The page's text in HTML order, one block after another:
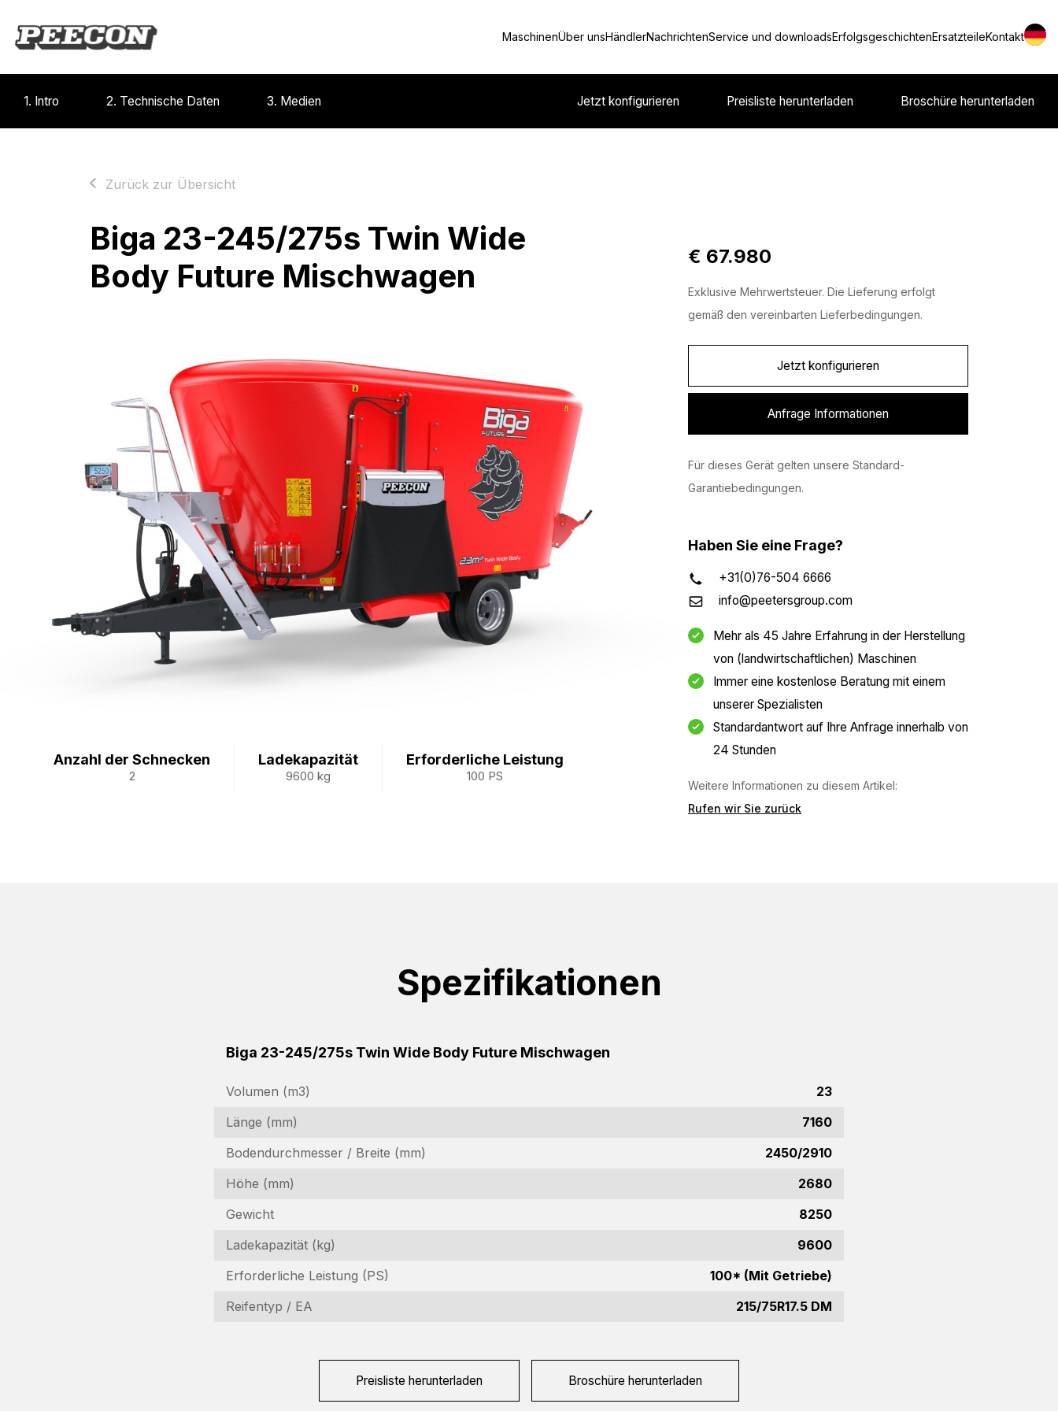
MaschinenÜber unsHändlerNachrichtenService und downloadsErfolgsgeschichtenErsatzteileKontakt
1. Intro 2. Technische Daten 3. Medien Jetzt konfigurieren Preisliste herunterladen Broschüre herunterladen
Zurück zur Übersicht
Biga 23-245/275s Twin Wide
Body Future Mischwagen
Anzahl der Schnecken
2
Ladekapazität
9600 kg
Erforderliche Leistung
100 PS
€ 67.980
Exklusive Mehrwertsteuer. Die Lieferung erfolgt
gemäß den vereinbarten Lieferbedingungen.
Jetzt konfigurieren
Anfrage Informationen
Für dieses Gerät gelten unsere Standard-
Garantiebedingungen.
Haben Sie eine Frage?
+31(0)76-504 6666
info@peetersgroup.com
Mehr als 45 Jahre Erfahrung in der Herstellung
von (landwirtschaftlichen) Maschinen
Immer eine kostenlose Beratung mit einem
unserer Spezialisten
Standardantwort auf Ihre Anfrage innerhalb von
24 Stunden
Weitere Informationen zu diesem Artikel:
Rufen wir Sie zurück
Spezifikationen
Biga 23-245/275s Twin Wide Body Future Mischwagen
Volumen (m3)
23
Länge (mm)
7160
Bodendurchmesser / Breite (mm)
2450/2910
Höhe (mm)
2680
Gewicht
8250
Ladekapazität (kg)
9600
Erforderliche Leistung (PS)
100* (Mit Getriebe)
Reifentyp / EA
215/75R17.5 DM
Preisliste herunterladen Broschüre herunterladen
Interessiert an dieser Maschine? Kontaktieren Sie uns über dieses
Firmenname
(Required)